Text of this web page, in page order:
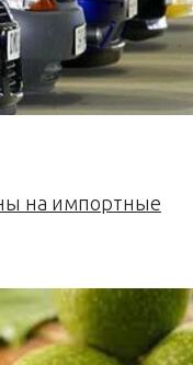
на импортные